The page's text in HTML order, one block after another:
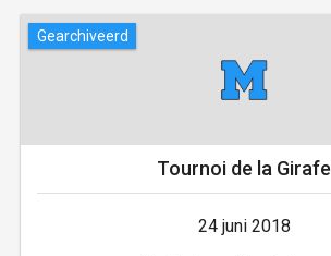
Gearchiveerd
Tournoi de la Girafe
24 juni 2018